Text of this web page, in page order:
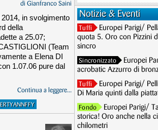
di Gianfranco Saini
in svolgimento
della
a 25.07;
(Team
a Elena DI
1.07.06 pure dal
Continua a leggere...
Notizie & Eventi
Tuffi
Europei Parigi/
quota 5. Oro con Pizzini
sincro
Sincronizzato
Europei
acrobatic Azzurro di
Tuffi
Europei Parigi/
Di Maria quinti dalla
Fondo
Europei Parigi/
storica! Oro anche nella
chilometri